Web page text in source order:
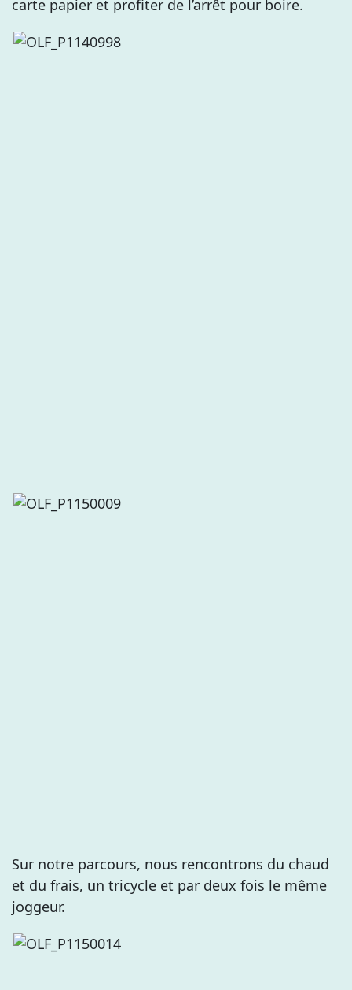
carte papier et profiter de l’arrêt pour boire.
Sur notre parcours, nous rencontrons du chaud
et du frais, un tricycle et par deux fois le même
joggeur.